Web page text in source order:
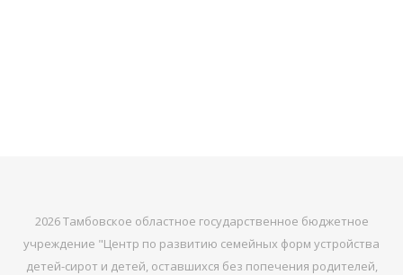
2026 Тамбовское областное государственное бюджетное
учреждение "Центр по развитию семейных форм устройства
детей-сирот и детей, оставшихся без попечения родителей,